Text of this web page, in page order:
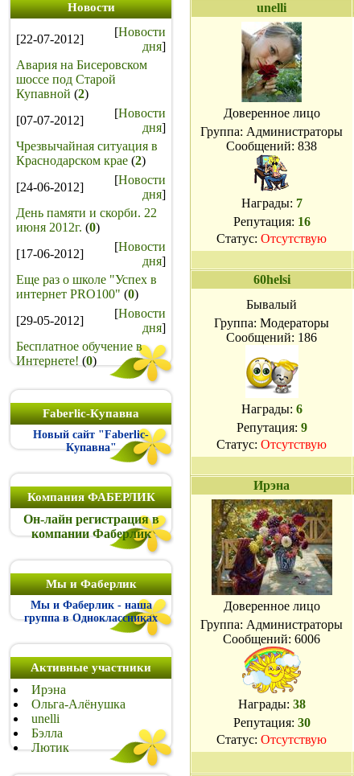
Новости
[22-07-2012]
[Новости
дня]
Авария на Бисеровском
шоссе под Старой
Купавной (2)
[07-07-2012]
[Новости
дня]
Чрезвычайная ситуация в
Краснодарском крае (2)
[24-06-2012]
[Новости
дня]
День памяти и скорби. 22
июня 2012г. (0)
[17-06-2012]
[Новости
дня]
Еще раз о школе "Успех в
интернет PRO100" (0)
[29-05-2012]
[Новости
дня]
Бесплатное обучение в
Интернете! (0)
Faberlic-Купавна
Новый сайт "Faberlic-
Купавна"
Компания ФАБЕРЛИК
Он-лайн регистрация в
компании Фаберлик
Мы и Фаберлик
Мы и Фаберлик - наша
группа в Одноклассниках
Активные участники
Ирэна
Ольга-Алёнушка
unelli
Бэлла
Лютик
unelli
Доверенное лицо
Группа: Администраторы
Сообщений: 838
Награды: 7
Репутация: 16
Статус: Отсутствую
60helsi
Бывалый
Группа: Модераторы
Сообщений: 186
Награды: 6
Репутация: 9
Статус: Отсутствую
Ирэна
Доверенное лицо
Группа: Администраторы
Сообщений: 6006
Награды: 38
Репутация: 30
Статус: Отсутствую